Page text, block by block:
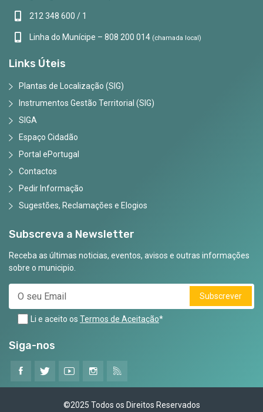
212 348 600 / 1
Linha do Munícipe – 808 200 014 (chamada local)
Links Úteis
Plantas de Localização (SIG)
Instrumentos Gestão Territorial (SIG)
SIGA
Espaço Cidadão
Portal ePortugal
Contactos
Pedir Informação
Sugestões, Reclamações e Elogios
Subscreva a Newsletter
Receba as últimas noticias, eventos, avisos e outras informações
sobre o municipio.
Subscrever
Li e aceito os Termos de Aceitação*
Siga-nos
©2025 Todos os Direitos Reservados